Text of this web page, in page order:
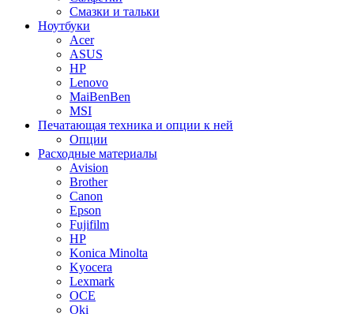
Смазки и тальки
Ноутбуки
Acer
ASUS
HP
Lenovo
MaiBenBen
MSI
Печатающая техника и опции к ней
Опции
Расходные материалы
Avision
Brother
Canon
Epson
Fujifilm
HP
Konica Minolta
Kyocera
Lexmark
OCE
Oki